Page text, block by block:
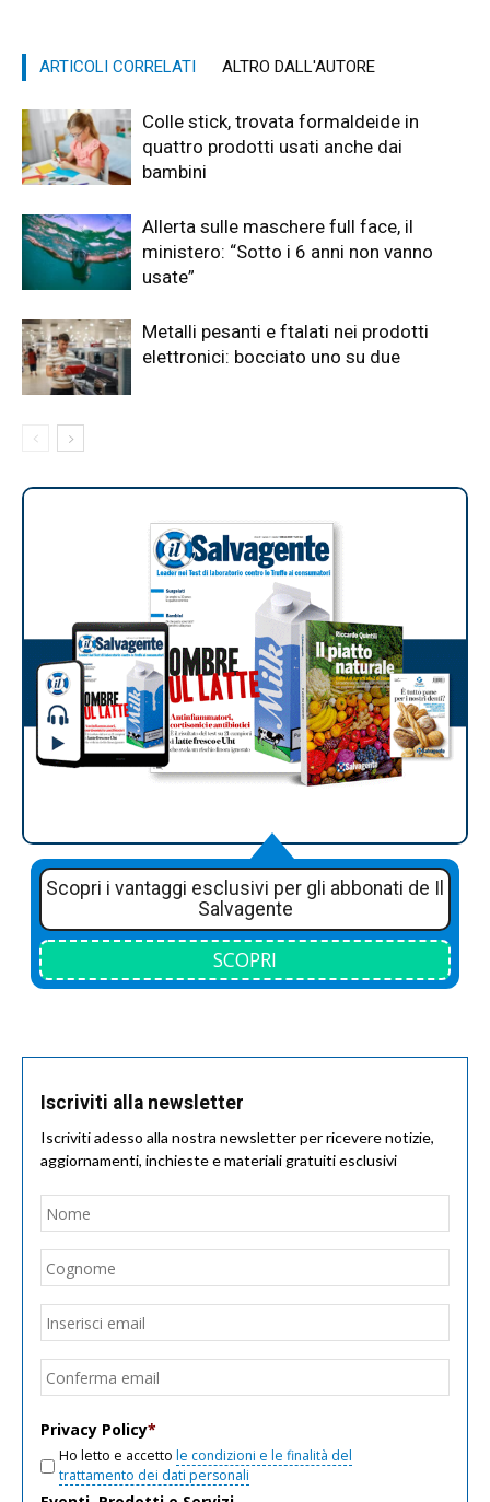
ARTICOLI CORRELATI ALTRO DALL'AUTORE
Colle stick, trovata formaldeide in
quattro prodotti usati anche dai
bambini
Allerta sulle maschere full face, il
ministero: “Sotto i 6 anni non vanno
usate”
Metalli pesanti e ftalati nei prodotti
elettronici: bocciato uno su due
Scopri i vantaggi esclusivi per gli abbonati de Il
Salvagente
SCOPRI
Iscriviti alla newsletter
Iscriviti adesso alla nostra newsletter per ricevere notizie,
aggiornamenti, inchieste e materiali gratuiti esclusivi
Nome
Email
Privacy Policy*
Ho letto e accetto le condizioni e le finalità del
trattamento dei dati personali